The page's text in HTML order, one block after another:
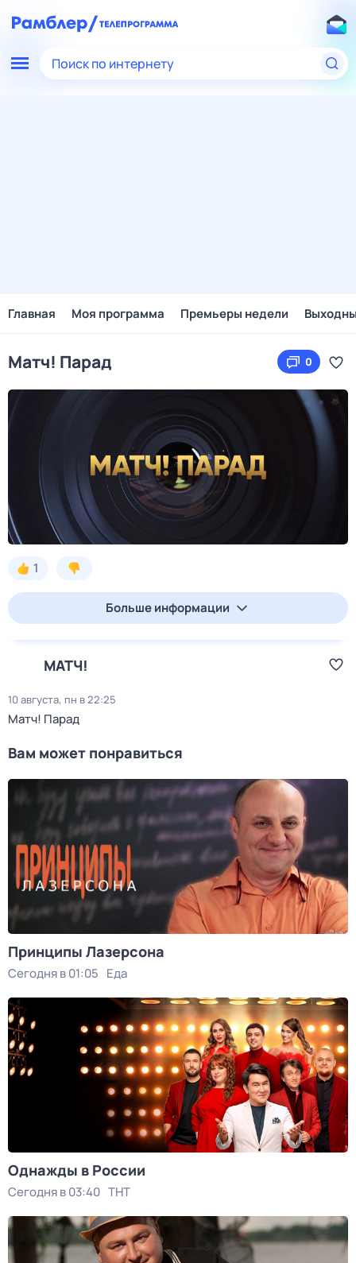
Поиск по интернету
Главная Моя программа Премьеры недели
Матч! Парад 0
1
Больше информации
МАТЧ!
10 августа, пн в 22:25
Матч! Парад
Вам может понравиться
Принципы Лазерсона
Сегодня в 01:05 Еда
Однажды в России
Сегодня в 03:40 ТНТ